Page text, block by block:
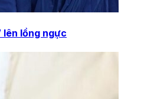
lên lồng ngực